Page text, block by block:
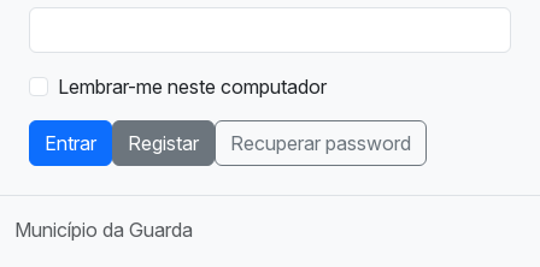
Lembrar-me neste computador
Entrar Registar Recuperar password
Município da Guarda